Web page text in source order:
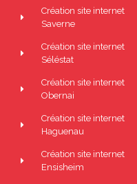
Création site internet
Saverne
Création site internet
Séléstat
Création site internet
Obernai
Création site internet
Haguenau
Création site internet
Ensisheim